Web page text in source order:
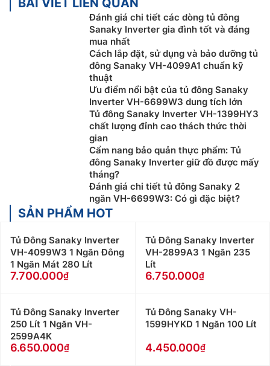
Đánh giá chi tiết các dòng tủ đông
Sanaky Inverter gia đình tốt và đáng
mua nhất
Cách lắp đặt, sử dụng và bảo dưỡng tủ
đông Sanaky VH-4099A1 chuẩn kỹ
thuật
Ưu điểm nổi bật của tủ đông Sanaky
Inverter VH-6699W3 dung tích lớn
Tủ đông Sanaky Inverter VH-1399HY3
chất lượng đỉnh cao thách thức thời
gian
Cẩm nang bảo quản thực phẩm: Tủ
đông Sanaky Inverter giữ đồ được mấy
tháng?
Đánh giá chi tiết tủ đông Sanaky 2
ngăn VH-6699W3: Có gì đặc biệt?
SẢN PHẨM HOT
Tủ Đông Sanaky Inverter
VH-4099W3 1 Ngăn Đông
1 Ngăn Mát 280 Lít
7.700.000
Tủ Đông Sanaky Inverter
VH-2899A3 1 Ngăn 235
Lít
6.750.000
Tủ Đông Sanaky Inverter
250 Lít 1 Ngăn VH-
2599A4K
6.650.000
Tủ Đông Sanaky VH-
1599HYKD 1 Ngăn 100 Lít
4.450.000